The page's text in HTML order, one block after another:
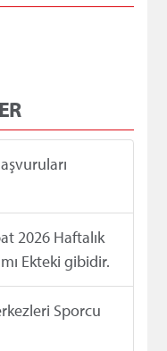
2026 Haftalık
Ekteki gibidir.
Sporcu